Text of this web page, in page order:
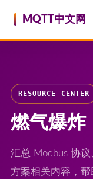
MQTT中文网
RESOURCE CENTER
燃气爆炸
汇总 Modbus 协
方案相关内容，帮